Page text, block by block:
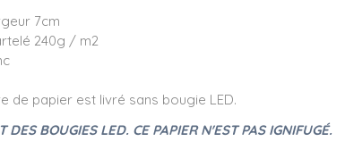
7cm
240g / m2
de papier est livré sans bougie LED.
DES BOUGIES LED. CE PAPIER N'EST PAS IGNIFUGÉ.